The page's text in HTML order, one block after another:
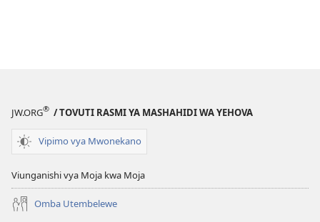
JW.ORG® / TOVUTI RASMI YA MASHAHIDI WA YEHOVA
Vipimo vya Mwonekano
Viunganishi vya Moja kwa Moja
Omba Utembelewe